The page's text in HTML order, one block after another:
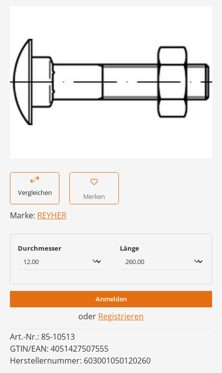
Vergleichen Merken
Marke: REYHER
Durchmesserauswählen Längeauswählen
Anmelden
oder Registrieren
Art.-Nr.: 85-10513
GTIN/EAN: 4051427507555
Herstellernummer: 603001050120260